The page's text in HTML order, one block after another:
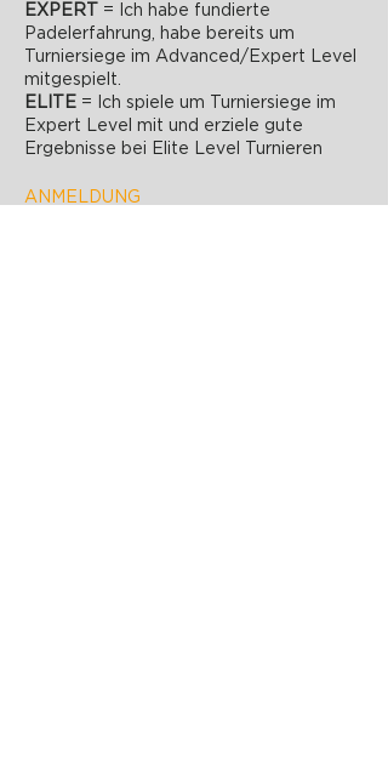
EXPERT = Ich habe fundierte
Padelerfahrung, habe bereits um
Turniersiege im Advanced/Expert Level
mitgespielt.
ELITE = Ich spiele um Turniersiege im
Expert Level mit und erziele gute
Ergebnisse bei Elite Level Turnieren
ANMELDUNG